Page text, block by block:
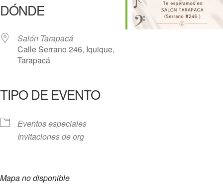
DÓNDE
Salón Tarapacá
Calle Serrano 246, Iquique,
Tarapacá
TIPO DE EVENTO
Eventos especiales
Invitaciones de org
Mapa no disponible